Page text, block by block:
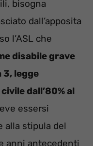
bisogna
dall’apposita
l’ASL che
disabile grave
3, legge
dall’80% al
essersi
alla stipula del
anni antecedenti